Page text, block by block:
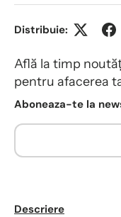
Distribuie:
Află la timp
pentru afacerea
Aboneaza-te la
Descriere